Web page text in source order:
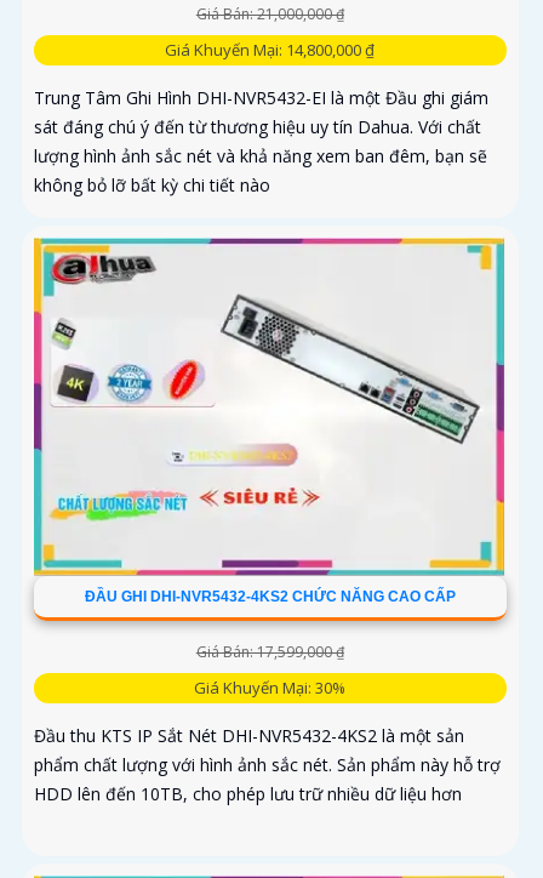
Giá Bán: 21,000,000 ₫
Giá Khuyến Mại: 14,800,000 ₫
Trung Tâm Ghi Hình DHI-NVR5432-EI là một Đầu ghi giám
sát đáng chú ý đến từ thương hiệu uy tín Dahua. Với chất
lượng hình ảnh sắc nét và khả năng xem ban đêm, bạn sẽ
không bỏ lỡ bất kỳ chi tiết nào
ĐẦU GHI DHI-NVR5432-4KS2 CHỨC NĂNG CAO CẤP
Giá Bán: 17,599,000 ₫
Giá Khuyến Mại: 30%
Đầu thu KTS IP Sắt Nét DHI-NVR5432-4KS2 là một sản
phẩm chất lượng với hình ảnh sắc nét. Sản phẩm này hỗ trợ
HDD lên đến 10TB, cho phép lưu trữ nhiều dữ liệu hơn